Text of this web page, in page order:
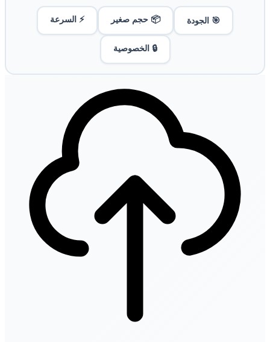
🎯 الجودة 📦 حجم صغير ⚡ السرعة
🔒 الخصوصية